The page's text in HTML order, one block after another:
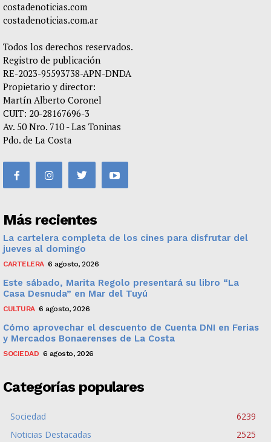
costadenoticias.com
costadenoticias.com.ar
Todos los derechos reservados.
Registro de publicación
RE-2023-95593738-APN-DNDA
Propietario y director:
Martín Alberto Coronel
CUIT: 20-28167696-3
Av. 50 Nro. 710 - Las Toninas
Pdo. de La Costa
Más recientes
La cartelera completa de los cines para disfrutar del
jueves al domingo
CARTELERA 6 agosto, 2026
Este sábado, Marita Regolo presentará su libro “La
Casa Desnuda” en Mar del Tuyú
CULTURA 6 agosto, 2026
Cómo aprovechar el descuento de Cuenta DNI en Ferias
y Mercados Bonaerenses de La Costa
SOCIEDAD 6 agosto, 2026
Categorías populares
Sociedad
6239
Noticias Destacadas
2525